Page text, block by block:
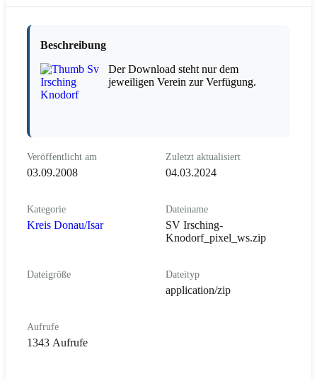
Beschreibung
Der Download steht nur dem
jeweiligen Verein zur Verfügung.
Veröffentlicht am
03.09.2008
Zuletzt aktualisiert
04.03.2024
Kategorie
Kreis Donau/Isar
Dateiname
SV Irsching-
Knodorf_pixel_ws.zip
Dateigröße Dateityp
application/zip
Aufrufe
1343 Aufrufe